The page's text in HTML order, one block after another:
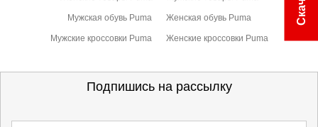
Мужская обувь Puma Женская обувь Puma
Мужские кроссовки Puma Женские кроссовки Puma
Подпишись на рассылку